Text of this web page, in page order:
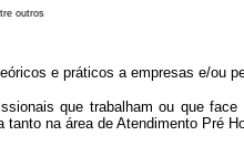
outros
e práticos a empresas e/ou
que trabalham ou que
na área de Atendimento Pré